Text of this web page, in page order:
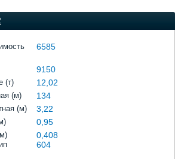
6585
9150
(т) 12,02
(м) 134
(м) 3,22
0,95
0,408
604